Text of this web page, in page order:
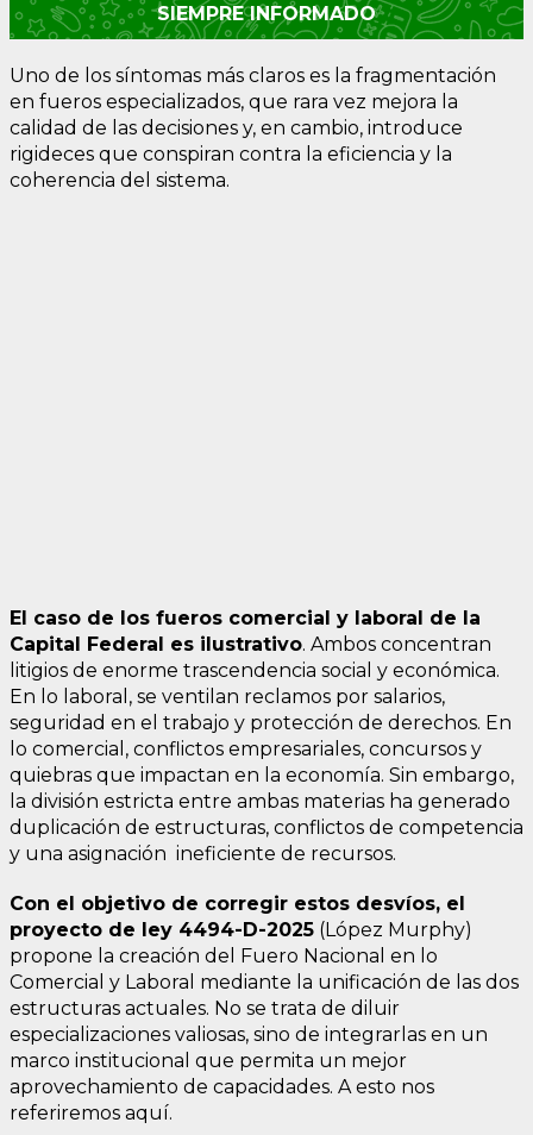
SIEMPRE INFORMADO
Uno de los síntomas más claros es la fragmentación
en fueros especializados, que rara vez mejora la
calidad de las decisiones y, en cambio, introduce
rigideces que conspiran contra la eficiencia y la
coherencia del sistema.
El caso de los fueros comercial y laboral de la
Capital Federal es ilustrativo. Ambos concentran
litigios de enorme trascendencia social y económica.
En lo laboral, se ventilan reclamos por salarios,
seguridad en el trabajo y protección de derechos. En
lo comercial, conflictos empresariales, concursos y
quiebras que impactan en la economía. Sin embargo,
la división estricta entre ambas materias ha generado
duplicación de estructuras, conflictos de competencia
y una asignación ineficiente de recursos.
Con el objetivo de corregir estos desvíos, el
proyecto de ley 4494-D-2025 (López Murphy)
propone la creación del Fuero Nacional en lo
Comercial y Laboral mediante la unificación de las dos
estructuras actuales. No se trata de diluir
especializaciones valiosas, sino de integrarlas en un
marco institucional que permita un mejor
aprovechamiento de capacidades. A esto nos
referiremos aquí.